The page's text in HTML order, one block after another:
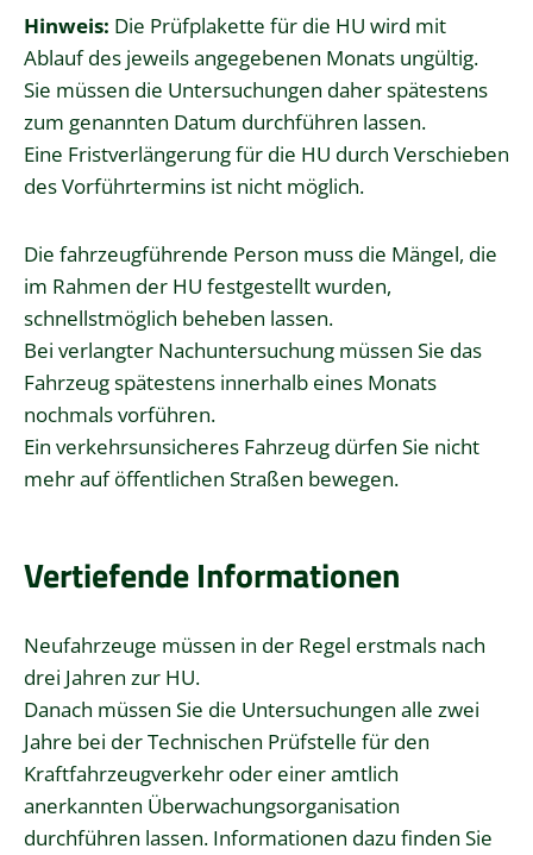
Hinweis: Die Prüfplakette für die HU wird mit
Ablauf des jeweils angegebenen Monats ungültig.
Sie müssen die Untersuchungen daher spätestens
zum genannten Datum durchführen lassen.
Eine Fristverlängerung für die HU durch Verschieben
des Vorführtermins ist nicht möglich.
Die fahrzeugführende Person muss die Mängel, die
im Rahmen der HU festgestellt wurden,
schnellstmöglich beheben lassen.
Bei verlangter Nachuntersuchung müssen Sie das
Fahrzeug spätestens innerhalb eines Monats
nochmals vorführen.
Ein verkehrsunsicheres Fahrzeug dürfen Sie nicht
mehr auf öffentlichen Straßen bewegen.
Vertiefende Informationen
Neufahrzeuge müssen in der Regel erstmals nach
drei Jahren zur HU.
Danach müssen Sie die Untersuchungen alle zwei
Jahre bei der Technischen Prüfstelle für den
Kraftfahrzeugverkehr oder einer amtlich
anerkannten Überwachungsorganisation
durchführen lassen. Informationen dazu finden Sie